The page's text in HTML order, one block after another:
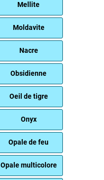
Mellite
Moldavite
Nacre
Obsidienne
Oeil de tigre
Onyx
Opale de feu
Opale multicolore